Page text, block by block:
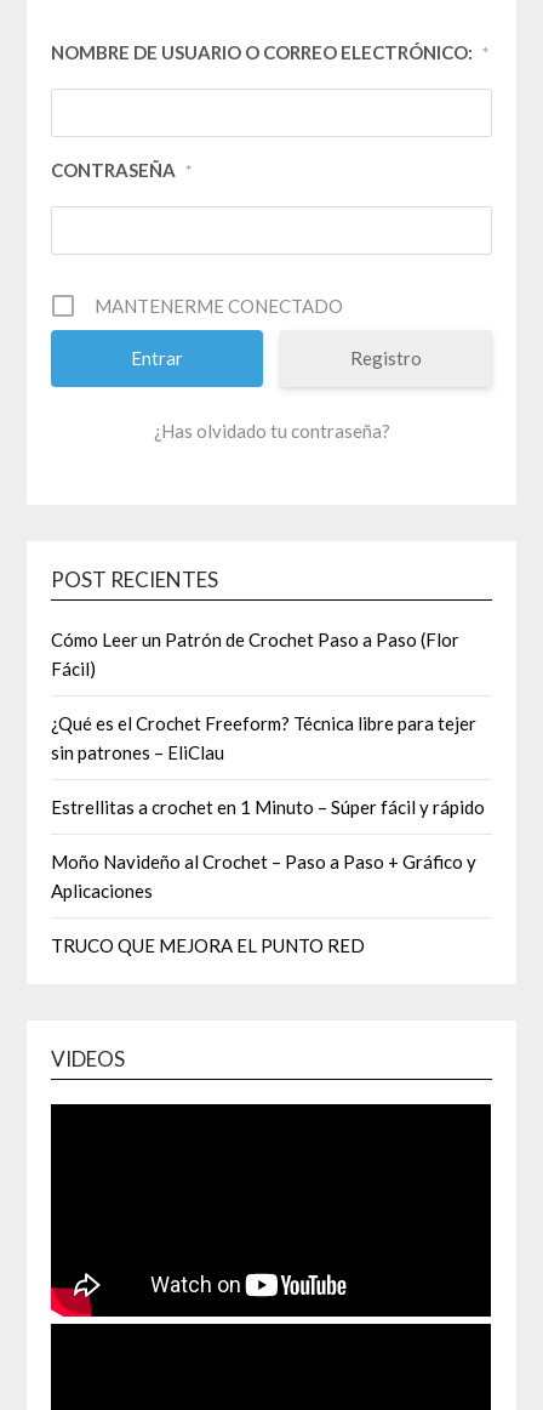
NOMBRE DE USUARIO O CORREO ELECTRÓNICO: *
CONTRASEÑA *
MANTENERME CONECTADO
Registro
¿Has olvidado tu contraseña?
POST RECIENTES
Cómo Leer un Patrón de Crochet Paso a Paso (Flor
Fácil)
¿Qué es el Crochet Freeform? Técnica libre para tejer
sin patrones – EliClau
Estrellitas a crochet en 1 Minuto – Súper fácil y rápido
Moño Navideño al Crochet – Paso a Paso + Gráfico y
Aplicaciones
TRUCO QUE MEJORA EL PUNTO RED
VIDEOS